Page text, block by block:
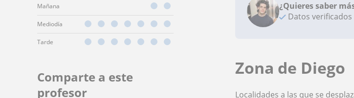
Mañana
Mediodía
Tarde
Comparte a este
profesor
¿Quieres saber
Datos verificados
Zona de Diego
Localidades a las que se